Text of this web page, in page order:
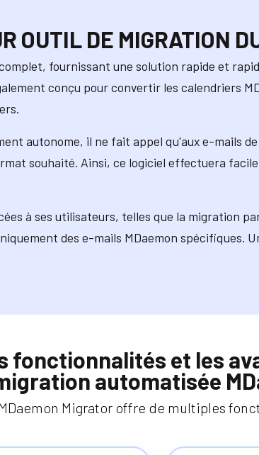
OUTIL DE MIGRATION
fournissant une solution rapide et
conçu pour convertir les calendriers
autonome, il ne fait appel qu'aux e-mails
souhaité. Ainsi, ce logiciel effectuera
à ses utilisateurs, telles que la migration
des e-mails MDaemon spécifiques.
fonctionnalités et les
automatisée
Migrator offre de multiples